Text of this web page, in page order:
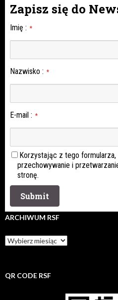
Zapisz się do
Imię : *
Nazwisko : *
E-mail : *
Korzystając z tego
przechowywanie i
stronę.
ARCHIWUM RSF
Archiwum
rsf
QR CODE RSF